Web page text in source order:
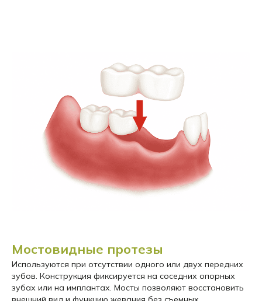
Мостовидные протезы
Используются при отсутствии одного или двух передних
зубов. Конструкция фиксируется на соседних опорных
зубах или на имплантах. Мосты позволяют восстановить